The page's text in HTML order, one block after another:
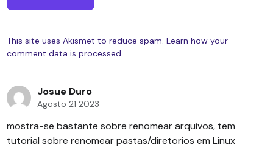
This site uses Akismet to reduce spam. Learn how your
comment data is processed.
Josue Duro
Agosto 21 2023
mostra-se bastante sobre renomear arquivos, tem
tutorial sobre renomear pastas/diretorios em Linux